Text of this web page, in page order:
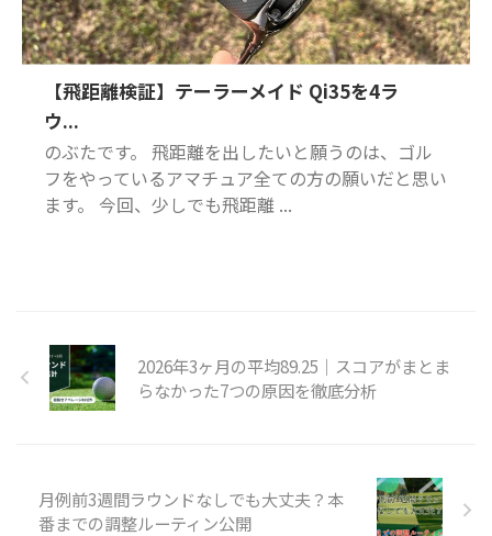
【飛距離検証】テーラーメイド Qi35を4ラ
ウ...
のぶたです。 飛距離を出したいと願うのは、ゴル
フをやっているアマチュア全ての方の願いだと思い
ます。 今回、少しでも飛距離 ...
2026年3ヶ月の平均89.25｜スコアがまとま
らなかった7つの原因を徹底分析
月例前3週間ラウンドなしでも大丈夫？本
番までの調整ルーティン公開